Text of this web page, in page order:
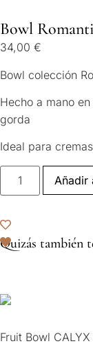
Bowl
34,00 €
Bowl colección
Hecho a mano
gorda
Ideal para
Añadir
Quizás también
Fruit Bowl CALYX